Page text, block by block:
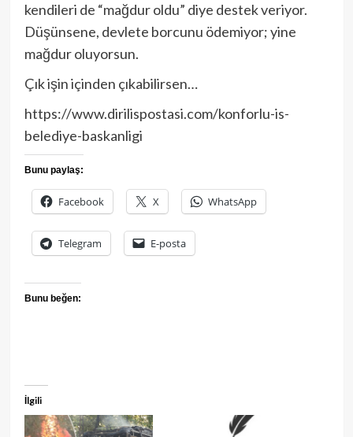
kendileri de “mağdur oldu” diye destek veriyor.
Düşünsene, devlete borcunu ödemiyor; yine
mağdur oluyorsun.
Çık işin içinden çıkabilirsen…
https://www.dirilispostasi.com/konforlu-is-
belediye-baskanligi
Bunu paylaş:
Facebook X WhatsApp
Telegram E-posta
Bunu beğen:
İlgili